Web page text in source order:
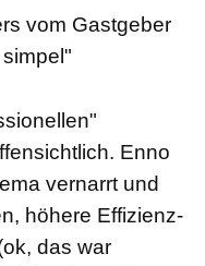
vom Gastgeber
Enno
vernarrt und
höhere Effizienz-
das war